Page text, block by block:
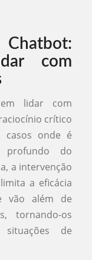
com
lidar com
crítico
casos onde é
profundo do
a intervenção
a eficácia
vão além de
tornando-os
de